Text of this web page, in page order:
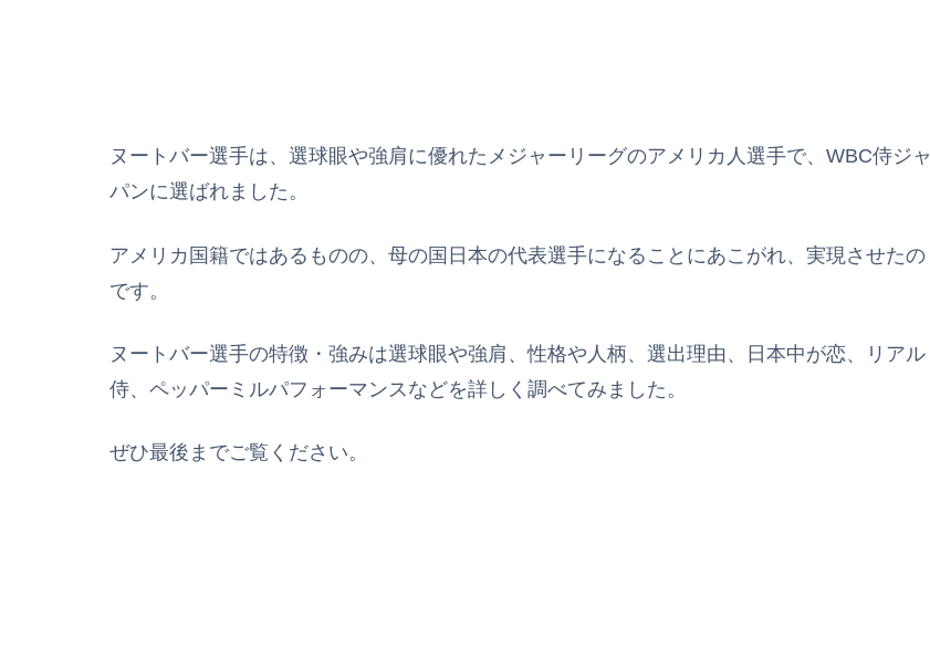
ヌートバー選手は、選球眼や強肩に優れたメジャーリーグのアメリカ人選手で、WBC侍ジャ
パンに選ばれました。
アメリカ国籍ではあるものの、母の国日本の代表選手になることにあこがれ、実現させたの
です。
ヌートバー選手の特徴・強みは選球眼や強肩、性格や人柄、選出理由、日本中が恋、リアル
侍、ペッパーミルパフォーマンスなどを詳しく調べてみました。
ぜひ最後までご覧ください。